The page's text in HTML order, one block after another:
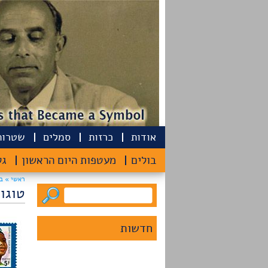
אודות כרזות סמלים
בולים מעטפות היום הראשון
צרו קשר
ראשי »
חדשות
​ מיקליס בסטיקס, המייסד של
MIESAI.com סטודיו העיצוב
בריגה, הוסיף הקדשה​ נהדרת
לאחים שמיר באתר האינטרנט
שלו. מאי 2025